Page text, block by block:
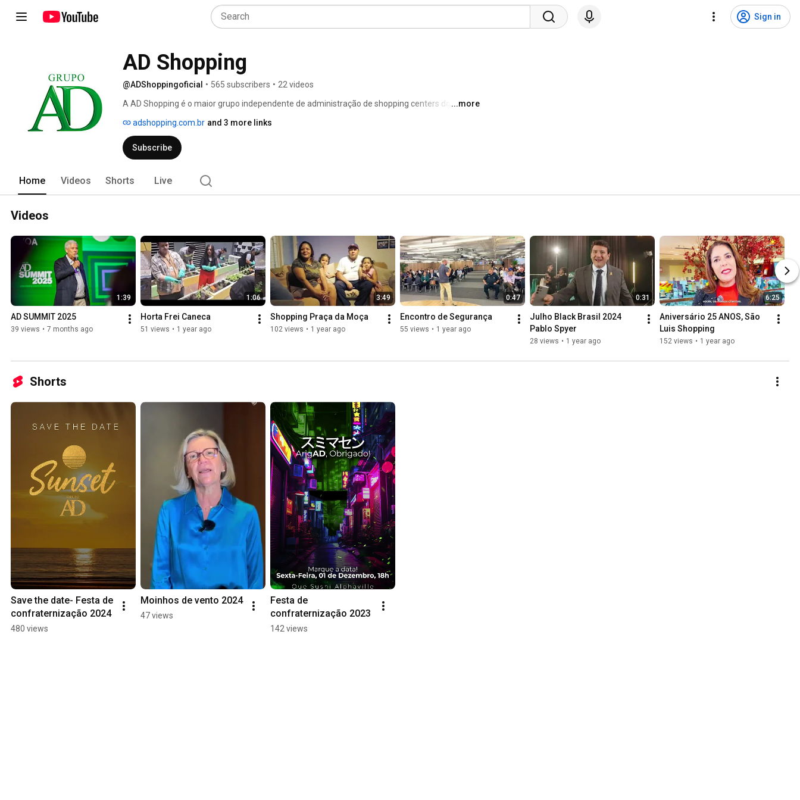
Sign in
AD Shopping
@ADShoppingoficial • 565 subscribers • 22 videos
A AD Shopping é o maior grupo independente de administração de shopping centers do Brasil e
...more
adshopping.com.br and 3 more links
Subscribe
Home Videos Shorts Live
Videos
1:39
AD SUMMIT 2025
39 views • 7 months ago
1:06
Horta Frei Caneca
51 views • 1 year ago
3:49
Shopping Praça da Moça
102 views • 1 year ago
0:47
Encontro de Segurança
55 views • 1 year ago
0:31
Julho Black Brasil 2024
Pablo Spyer
28 views • 1 year ago
6:25
Aniversário 25 ANOS, São
Luis Shopping
152 views • 1 year ago
Shorts
Save the date- Festa de
confraternização 2024
480 views
Moinhos de vento 2024
47 views
Festa de
confraternização 2023
142 views